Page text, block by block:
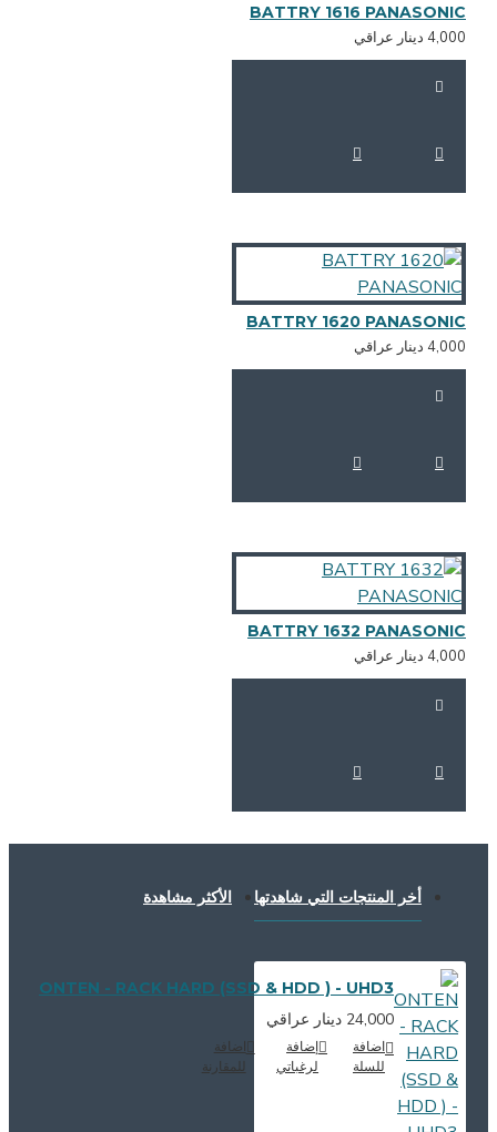
BATTRY 1616
دينار عراقي
BATTRY 1620
دينار عراقي
BATTRY 1632
دينار عراقي
أخر المنتجات التي شاهدتها الأكثر مشاهدة
ONTEN - RACK HARD (SSD & HDD ) - UHD3
24,000 دينار عراقي
اضافة
للسلة
إضافة
لرغباتي
للمقارنة